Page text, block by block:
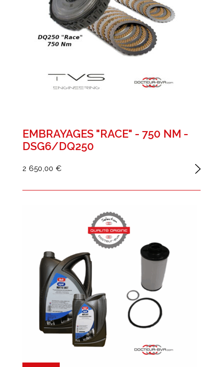
EMBRAYAGES "RACE" - 750 NM -
DSG6/DQ250
2 650,00 €